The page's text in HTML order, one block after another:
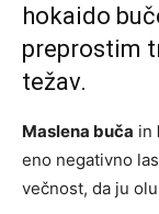
hokaido
preprostim
težav.
Maslena buča in
eno negativno
večnost, da ju